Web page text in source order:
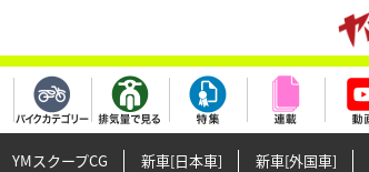
YMスクープCG 新車[日本車] 新車[外国車]